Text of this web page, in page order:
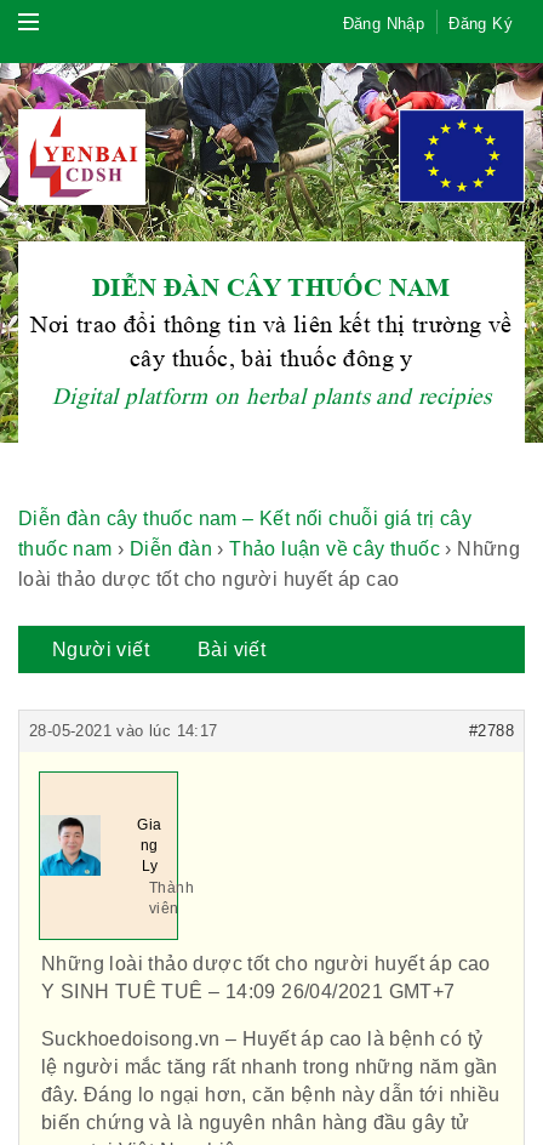
Đăng Nhập Đăng Ký
DIỄN ĐÀN CÂY THUỐC NAM
Nơi trao đổi thông tin và liên kết thị trường về
cây thuốc, bài thuốc đông y
Digital platform on herbal plants and recipies
Diễn đàn cây thuốc nam – Kết nối chuỗi giá trị cây
thuốc nam › Diễn đàn › Thảo luận về cây thuốc › Những
loài thảo dược tốt cho người huyết áp cao
Người viết Bài viết
28-05-2021 vào lúc 14:17 #2788
Gia
ng
Ly
Thành
viên
Những loài thảo dược tốt cho người huyết áp cao
Y SINH TUÊ TUÊ – 14:09 26/04/2021 GMT+7
Suckhoedoisong.vn – Huyết áp cao là bệnh có tỷ
lệ người mắc tăng rất nhanh trong những năm gần
đây. Đáng lo ngại hơn, căn bệnh này dẫn tới nhiều
biến chứng và là nguyên nhân hàng đầu gây tử